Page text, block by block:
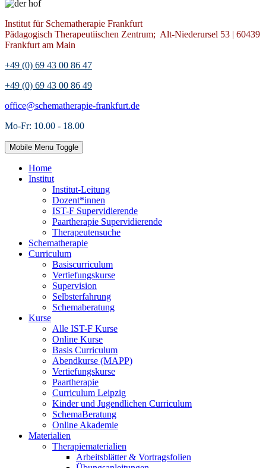
Institut für Schematherapie Frankfurt
Pädagogisch Therapeutiischen Zentrum; Alt-Niederursel 53 | 60439
Frankfurt am Main
+49 (0) 69 43 00 86 47
+49 (0) 69 43 00 86 49
office@schematherapie-frankfurt.de
Mo-Fr: 10.00 - 18.00
Mobile Menu Toggle
Home
Institut
Institut-Leitung
Dozent*innen
IST-F Supervidierende
Paartherapie Supervidierende
Therapeutensuche
Schematherapie
Curriculum
Basiscurriculum
Vertiefungskurse
Supervision
Selbsterfahrung
Schemaberatung
Kurse
Alle IST-F Kurse
Online Kurse
Basis Curriculum
Abendkurse (MAPP)
Vertiefungskurse
Paartherapie
Curriculum Leipzig
Kinder und Jugendlichen Curriculum
SchemaBeratung
Online Akademie
Materialien
Therapiematerialien
Arbeitsblätter & Vortragsfolien